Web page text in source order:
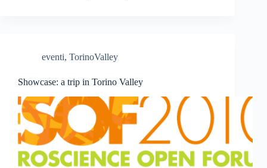
eventi, TorinoValley
Showcase: a trip in Torino Valley